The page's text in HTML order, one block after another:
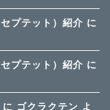
プテット）紹介 に
プテット）紹介 に
に ゴクラクテン よ